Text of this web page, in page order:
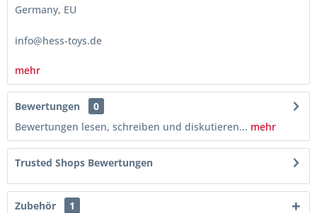
Germany, EU
info@hess-toys.de
mehr
Bewertungen
0
Bewertungen lesen, schreiben und diskutieren... mehr
Trusted Shops Bewertungen
Zubehör 1